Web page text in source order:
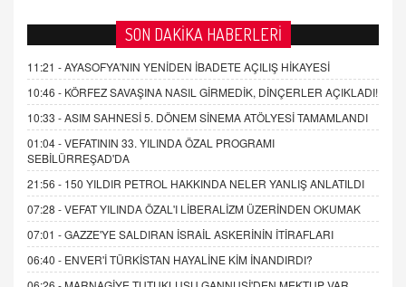
SON DAKİKA HABERLERİ
11:21 -AYASOFYA'NIN YENİDEN İBADETE AÇILIŞ HİKAYESİ
10:46 - KÖRFEZ SAVAŞINA NASIL GİRMEDİK, DİNÇERLER AÇIKLADI!
10:33 -ASIM SAHNESİ 5. DÖNEM SİNEMA ATÖLYESİ TAMAMLANDI
01:04 -VEFATININ 33. YILINDA ÖZAL PROGRAMI
SEBİLÜRREŞAD'DA
21:56 - 150 YILDIR PETROL HAKKINDA NELER YANLIŞ ANLATILDI
07:28 -VEFAT YILINDA ÖZAL'I LİBERALİZM ÜZERİNDEN OKUMAK
07:01 -GAZZE'YE SALDIRAN İSRAİL ASKERİNİN İTİRAFLARI
06:40 - ENVER'İ TÜRKİSTAN HAYALİNE KİM İNANDIRDI?